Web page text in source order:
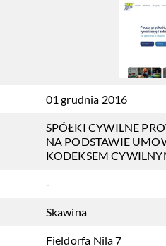
01 grudnia 2016
SPÓŁKI CYWILNE
NA PODSTAWIE
KODEKSEM
-
Skawina
Fieldorfa Nila 7